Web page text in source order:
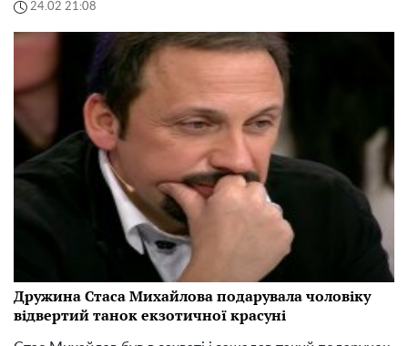
24.02 21:08
Дружина Стаса Михайлова подарувала чоловіку
відвертий танок екзотичної красуні